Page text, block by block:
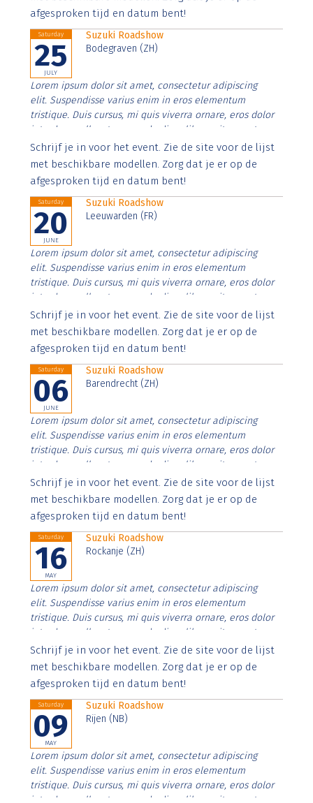
afgesproken tijd en datum bent!
Saturday
25
JULY
Suzuki Roadshow
Bodegraven (ZH)
Lorem ipsum dolor sit amet, consectetur adipiscing
elit. Suspendisse varius enim in eros elementum
tristique. Duis cursus, mi quis viverra ornare, eros dolor
interdum nulla, ut commodo diam libero vitae erat.
Aenean faucibus nibh et justo cursus id rutrum lorem
imperdiet. Nunc ut sem vitae risus tristique posuere.
Schrijf je in voor het event. Zie de site voor de lijst
met beschikbare modellen. Zorg dat je er op de
afgesproken tijd en datum bent!
Saturday
20
JUNE
Suzuki Roadshow
Leeuwarden (FR)
Lorem ipsum dolor sit amet, consectetur adipiscing
elit. Suspendisse varius enim in eros elementum
tristique. Duis cursus, mi quis viverra ornare, eros dolor
interdum nulla, ut commodo diam libero vitae erat.
Aenean faucibus nibh et justo cursus id rutrum lorem
imperdiet. Nunc ut sem vitae risus tristique posuere.
Schrijf je in voor het event. Zie de site voor de lijst
met beschikbare modellen. Zorg dat je er op de
afgesproken tijd en datum bent!
Saturday
06
JUNE
Suzuki Roadshow
Barendrecht (ZH)
Lorem ipsum dolor sit amet, consectetur adipiscing
elit. Suspendisse varius enim in eros elementum
tristique. Duis cursus, mi quis viverra ornare, eros dolor
interdum nulla, ut commodo diam libero vitae erat.
Aenean faucibus nibh et justo cursus id rutrum lorem
imperdiet. Nunc ut sem vitae risus tristique posuere.
Schrijf je in voor het event. Zie de site voor de lijst
met beschikbare modellen. Zorg dat je er op de
afgesproken tijd en datum bent!
Saturday
16
MAY
Suzuki Roadshow
Rockanje (ZH)
Lorem ipsum dolor sit amet, consectetur adipiscing
elit. Suspendisse varius enim in eros elementum
tristique. Duis cursus, mi quis viverra ornare, eros dolor
interdum nulla, ut commodo diam libero vitae erat.
Aenean faucibus nibh et justo cursus id rutrum lorem
imperdiet. Nunc ut sem vitae risus tristique posuere.
Schrijf je in voor het event. Zie de site voor de lijst
met beschikbare modellen. Zorg dat je er op de
afgesproken tijd en datum bent!
Saturday
09
MAY
Suzuki Roadshow
Rijen (NB)
Lorem ipsum dolor sit amet, consectetur adipiscing
elit. Suspendisse varius enim in eros elementum
tristique. Duis cursus, mi quis viverra ornare, eros dolor
interdum nulla, ut commodo diam libero vitae erat.